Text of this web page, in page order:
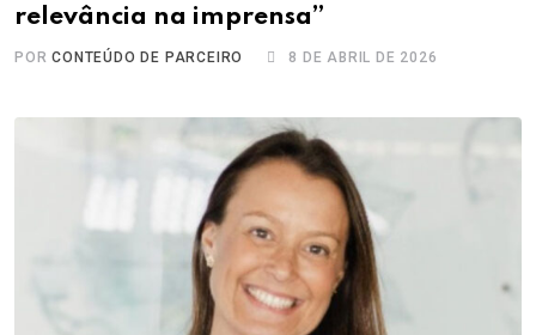
relevância na imprensa”
PORCONTEÚDO DE PARCEIRO 8 DE ABRIL DE 2026